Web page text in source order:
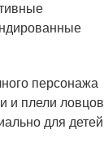
персонажа
и плели ловцов
для детей